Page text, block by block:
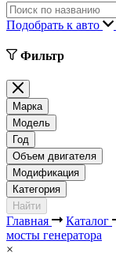
Подобрать к авто
Фильтр
Марка
Модель
Год
Объем двигателя
Модификация
Категория
Найти
Главная Каталог
мосты генератора
×